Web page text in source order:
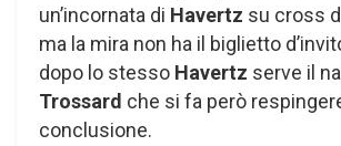
un’incornata di Havertz su cross
ma la mira non ha il biglietto
dopo lo stesso Havertz serve il
Trossard che si fa però
conclusione.